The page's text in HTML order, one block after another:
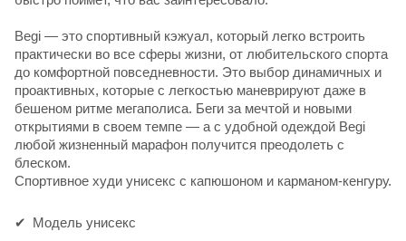
Begi — это спортивный кэжуал, который легко встроить
практически во все сферы жизни, от любительского спорта
до комфортной повседневности. Это выбор динамичных и
проактивных, которые с легкостью маневрируют даже в
бешеном ритме мегаполиса. Беги за мечтой и новыми
открытиями в своем темпе — а с удобной одеждой Begi
любой жизненный марафон получится преодолеть с
блеском.
Спортивное худи унисекс с капюшоном и карманом-кенгуру.
Модель унисекс